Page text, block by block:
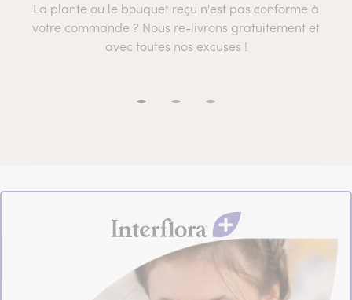
La plante ou le bouquet reçu n'est pas conforme à
votre commande ? Nous re-livrons gratuitement et
avec toutes nos excuses !